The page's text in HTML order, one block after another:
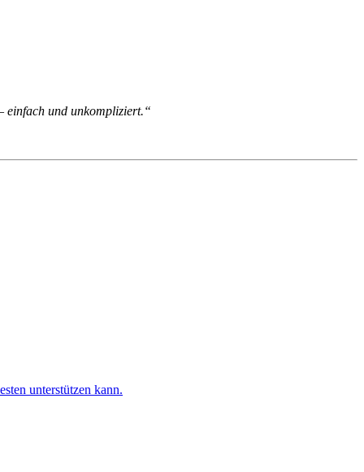
einfach und unkompliziert.“
unterstützen kann.